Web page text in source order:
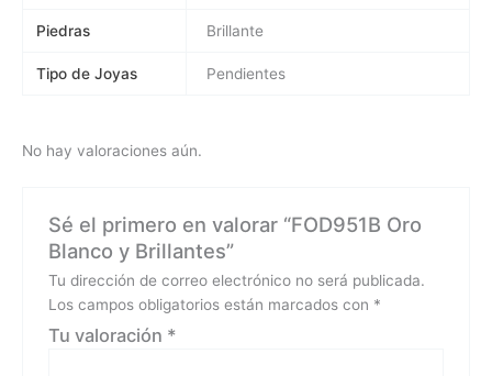
Piedras Brillante
Tipo de Joyas Pendientes
No hay valoraciones aún.
Sé el primero en valorar “FOD951B Oro
Blanco y Brillantes”
Tu dirección de correo electrónico no será publicada.
Los campos obligatorios están marcados con *
Tu valoración *